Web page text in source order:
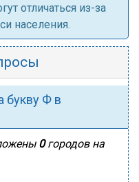
отличаться из-за
населения.
букву Ф в
0городов на